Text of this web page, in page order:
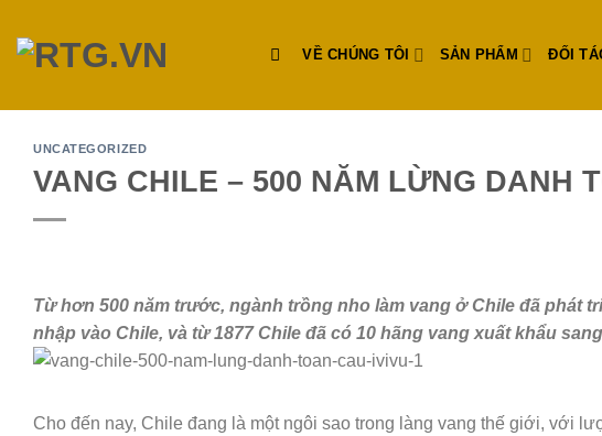
content
VỀ CHÚNG TÔI SẢN PHẨM ĐỐI
UNCATEGORIZED
VANG CHILE – 500 NĂM LỪNG DANH
Từ hơn 500 năm trước, ngành trồng nho làm vang ở Chile đã phát
nhập vào Chile, và từ 1877 Chile đã có 10 hãng vang xuất khẩu
Cho đến nay, Chile đang là một ngôi sao trong làng vang thế giới, với